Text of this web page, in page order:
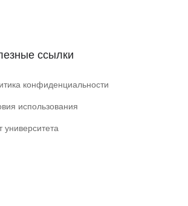
ссылки
конфиденциальности
использования
университета